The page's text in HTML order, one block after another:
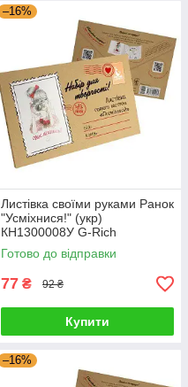
–16%
Листівка своїми руками Ранок
"Усміхнися!" (укр)
КН1300008У G-Rich
Готово до відправки
77 ₴ 92 ₴
Купити
–16%